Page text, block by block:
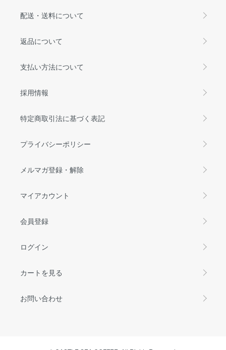
配送・送料について
返品について
支払い方法について
採用情報
特定商取引法に基づく表記
プライバシーポリシー
メルマガ登録・解除
マイアカウント
会員登録
ログイン
カートを見る
お問い合わせ